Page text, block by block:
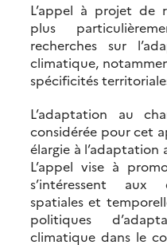
L’appel à projet de
plus
recherches sur
climatique,
spécificités
L’adaptation au
considérée pour cet
élargie à l’adaptation
L’appel vise à
s’intéressent aux
spatiales et
politiques
climatique dans le